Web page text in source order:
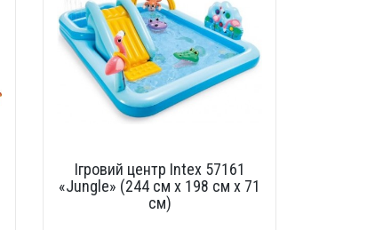
Ігровий центр Intex 57161
«Jungle» (244 см х 198 см х 71
см)